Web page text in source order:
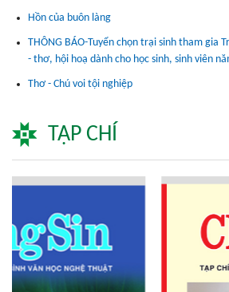
Hồn của buôn làng
THÔNG BÁO-Tuyển chọn trại sinh tham gia
- thơ, hội hoạ dành cho học sinh, sinh viên
Thơ - Chú voi tội nghiệp
TẠP CHÍ